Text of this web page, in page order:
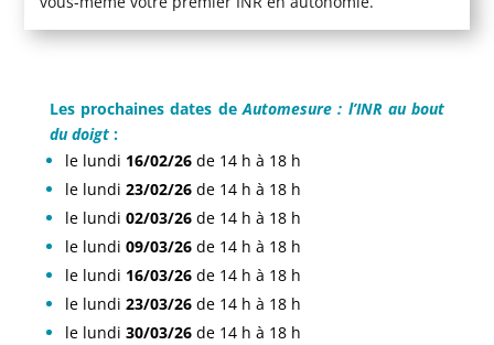
Les prochaines dates deAutomesure : l’INR au bout
du doigt:
le lundi 16/02/26de 14 h à 18 h
le lundi 23/02/26de 14 h à 18 h
le lundi 02/03/26de 14 h à 18 h
le lundi 09/03/26de 14 h à 18 h
le lundi 16/03/26de 14 h à 18 h
le lundi 23/03/26de 14 h à 18 h
le lundi 30/03/26de 14 h à 18 h